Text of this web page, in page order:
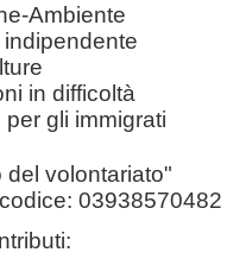
Ambiente
in difficoltà
gli immigrati
volontariato"
03938570482